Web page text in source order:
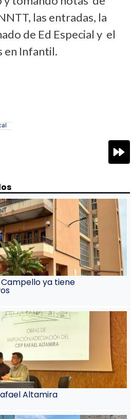
las entradas, la
de Ed Especial y el
en Infantil.
ya tiene
Altamira